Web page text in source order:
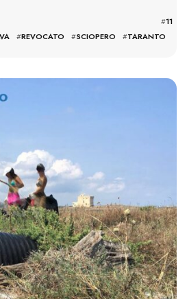
#11
#REVOCATO #SCIOPERO #TARANTO